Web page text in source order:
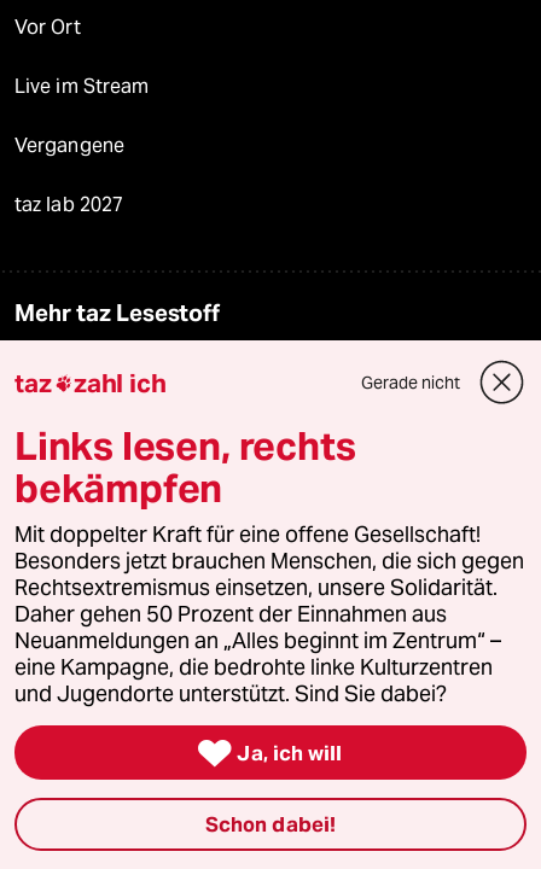
Vor Ort
Live im Stream
Vergangene
taz lab 2027
Mehr taz Lesestoff
taz Blogs
taz FUTURZWEI
Le Monde diplomatique
taz Archiv
Mehr taz Angebote
Reisen
Kantine
taz zahl ich Gerade nicht
Links lesen, rechts
bekämpfen
Mit doppelter Kraft für eine offene Gesellschaft!
Besonders jetzt brauchen Menschen, die sich gegen
Rechtsextremismus einsetzen, unsere Solidarität.
Daher gehen 50 Prozent der Einnahmen aus
Neuanmeldungen an „Alles beginnt im Zentrum“ –
eine Kampagne, die bedrohte linke Kulturzentren
und Jugendorte unterstützt. Sind Sie dabei?
 Ja, ich will
Schon dabei!